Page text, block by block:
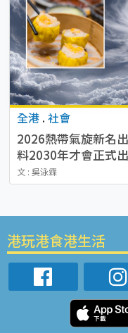
全港 . 社會
2026熱帶氣旋新名
料2030年才會正式
文 : 吳泳霖
港玩港食港生活